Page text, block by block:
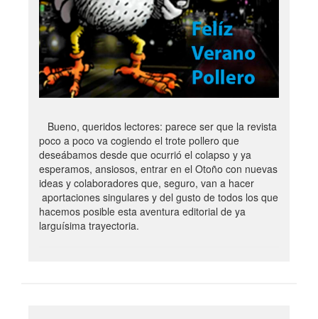
Bueno, queridos lectores: parece ser que la revista
poco a poco va cogiendo el trote pollero que
deseábamos desde que ocurrió el colapso y ya
esperamos, ansiosos, entrar en el Otoño con nuevas
ideas y colaboradores que, seguro, van a hacer
aportaciones singulares y del gusto de todos los que
hacemos posible esta aventura editorial de ya
larguísima trayectoria.